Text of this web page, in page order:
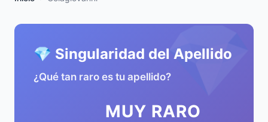
💎
💎 Singularidad del Apellido
¿Qué tan raro es tu apellido?
MUY RARO